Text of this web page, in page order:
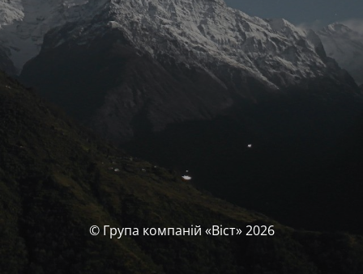
© Група компаній «‎Віст»‎ 2026